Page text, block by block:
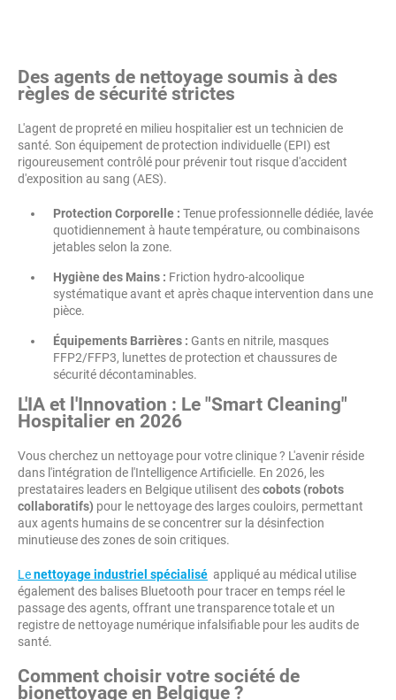
Des agents de nettoyage soumis à des
règles de sécurité strictes
L'agent de propreté en milieu hospitalier est un technicien de
santé. Son équipement de protection individuelle (EPI) est
rigoureusement contrôlé pour prévenir tout risque d'accident
d'exposition au sang (AES).
Protection Corporelle : Tenue professionnelle dédiée, lavée
quotidiennement à haute température, ou combinaisons
jetables selon la zone.
Hygiène des Mains : Friction hydro-alcoolique
systématique avant et après chaque intervention dans une
pièce.
Équipements Barrières : Gants en nitrile, masques
FFP2/FFP3, lunettes de protection et chaussures de
sécurité décontaminables.
L'IA et l'Innovation : Le "Smart Cleaning"
Hospitalier en 2026
Vous cherchez un nettoyage pour votre clinique ? L'avenir réside
dans l'intégration de l'Intelligence Artificielle. En 2026, les
prestataires leaders en Belgique utilisent descobots (robots
collaboratifs) pour le nettoyage des larges couloirs, permettant
aux agents humains de se concentrer sur la désinfection
minutieuse des zones de soin critiques.
Lenettoyage industriel spécialisé appliqué au médical utilise
également des balises Bluetooth pour tracer en temps réel le
passage des agents, offrant une transparence totale et un
registre de nettoyage numérique infalsifiable pour les audits de
santé.
Comment choisir votre société de
bionettoyage en Belgique ?